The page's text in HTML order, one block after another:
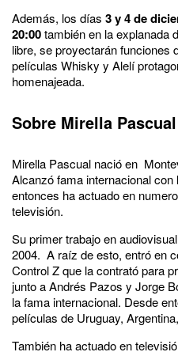
Además, los días 3 y 4 de
20:00también en la explanada
libre, se proyectarán funciones
películas Whisky y Alelí
homenajeada.
Sobre Mirella Pascual
Mirella Pascual nació en
Alcanzó fama internacional
entonces ha actuado en
televisión.
Su primer trabajo en
2004. A raíz de esto, entró en
Control Z que la contrató para
junto a Andrés Pazos y Jorge
la fama internacional. Desde
películas de Uruguay,
También ha actuado en